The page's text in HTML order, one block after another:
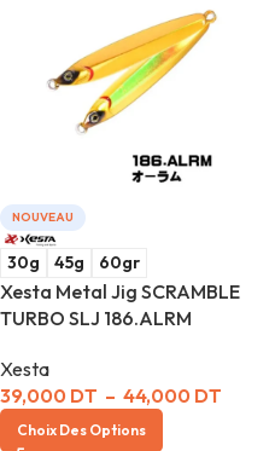
NOUVEAU
30g 45g 60gr
Xesta Metal Jig SCRAMBLE
TURBO SLJ 186.ALRM
Xesta
39,000 DT – 44,000 DT
Choix Des Options